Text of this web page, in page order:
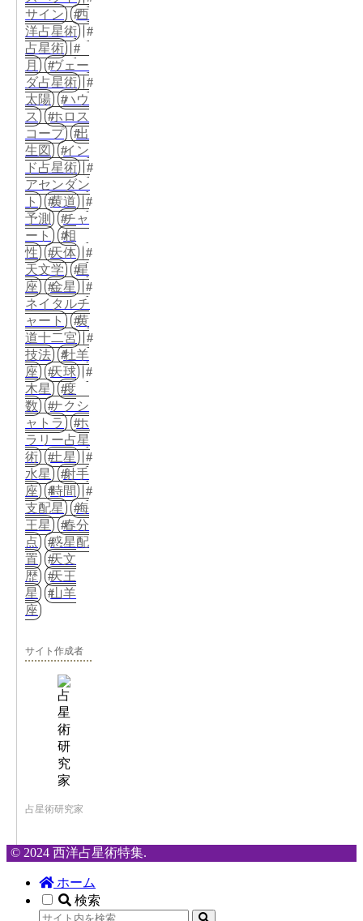
サイン
西
洋占星術
占星術
月
ヴェー
ダ占星術
太陽
ハウ
ス
ホロス
コープ
出
生図
イン
ド占星術
アセンダン
ト
黄道
予測
チャ
ート
相
性
天体
天文学
星
座
金星
ネイタルチ
ャート
黄
道十二宮
技法
牡羊
座
天球
木星
度
数
ナクシ
ャトラ
ホ
ラリー占星
術
土星
水星
射手
座
時間
支配星
海
王星
春分
点
惑星配
置
天文
歴
天王
星
山羊
座
サイト作成者
占星術研究家
© 2024 西洋占星術特集.
ホーム
検索